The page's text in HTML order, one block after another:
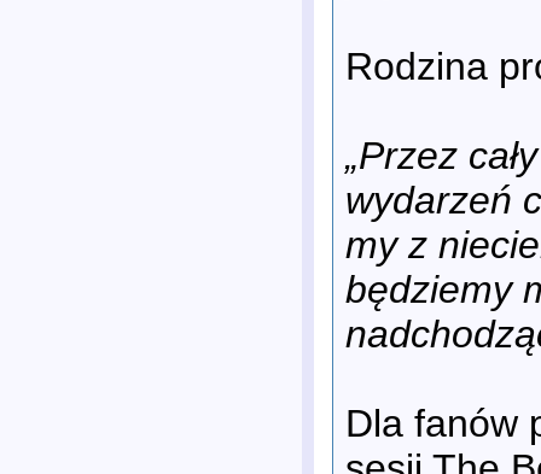
Rodzina
„Przez
wydarzeń
my z
będziemy
Dla fanów